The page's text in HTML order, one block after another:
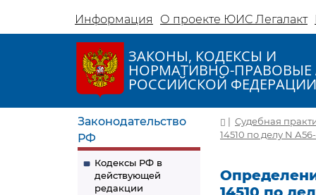
Информация О проекте ЮИС Легалакт
ЗАКОНЫ, КОДЕКСЫ И
НОРМАТИВНО-ПРАВОВЫЕ
РОССИЙСКОЙ ФЕДЕРАЦИИ
Законодательство
РФ
Кодексы РФ в
действующей
редакции
| Судебная
14510 по делу N